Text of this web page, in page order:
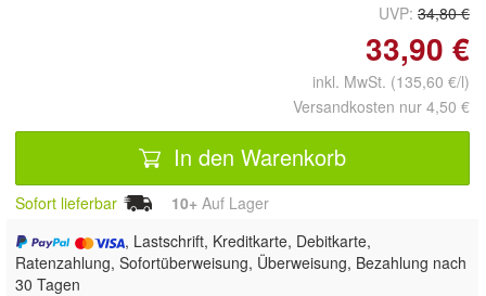
UVP: 34,80 €
33,90 €
inkl. MwSt. (135,60 €/l)
Versandkosten nur 4,50 €
In den Warenkorb
Sofort lieferbar 10+ Auf Lager
, Lastschrift, Kreditkarte, Debitkarte,
Ratenzahlung, Sofortüberweisung, Überweisung, Bezahlung nach
30 Tagen